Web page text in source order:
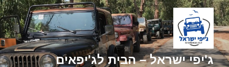
דילוג
לתוכן
ג'יפי ישראל – הבית לג'יפאים